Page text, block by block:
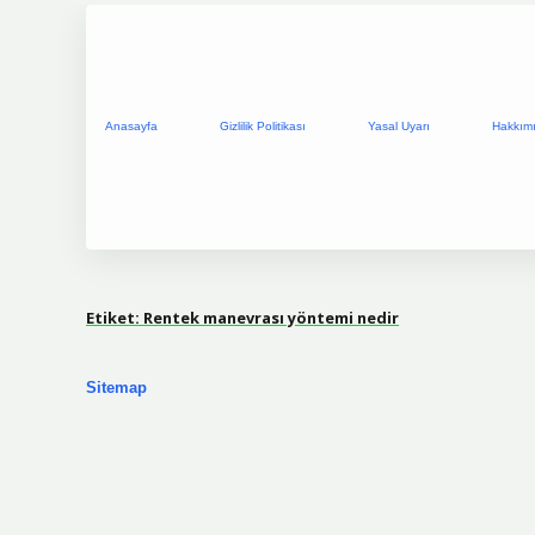
Anasayfa Gizlilik Politikası Yasal Uyarı
Etiket: Rentek manevrası yöntemi nedir
Sitemap